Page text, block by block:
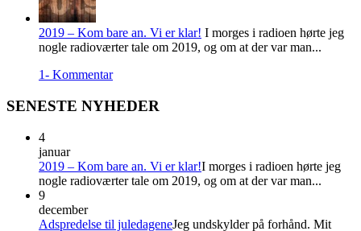
2019 – Kom bare an. Vi er klar! I morges i radioen hørte jeg
nogle radioværter tale om 2019, og om at der var man...
1- Kommentar
SENESTE NYHEDER
4
januar
2019 – Kom bare an. Vi er klar!I morges i radioen hørte jeg
nogle radioværter tale om 2019, og om at der var man...
9
december
Adspredelse til juledageneJeg undskylder på forhånd. Mit